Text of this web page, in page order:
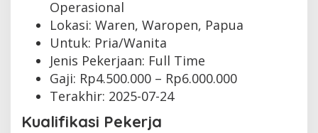
Operasional
Lokasi: Waren, Waropen, Papua
Untuk: Pria/Wanita
Jenis Pekerjaan: Full Time
Gaji: Rp4.500.000 – Rp6.000.000
Terakhir: 2025-07-24
Kualifikasi Pekerja